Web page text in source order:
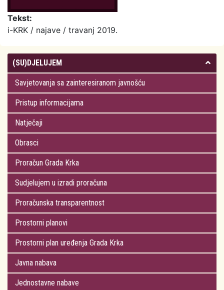
Tekst:
i-KRK / najave / travanj 2019.
(SU)DJELUJEM
Savjetovanja sa zainteresiranom javnošću
Pristup informacijama
Natječaji
Obrasci
Proračun Grada Krka
Sudjelujem u izradi proračuna
Proračunska transparentnost
Prostorni planovi
Prostorni plan uređenja Grada Krka
Javna nabava
Jednostavne nabave